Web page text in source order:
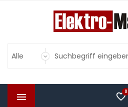
 0